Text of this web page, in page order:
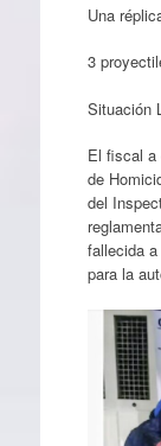
Una
3
Situación
El fiscal a
de
del
fallecida
para la